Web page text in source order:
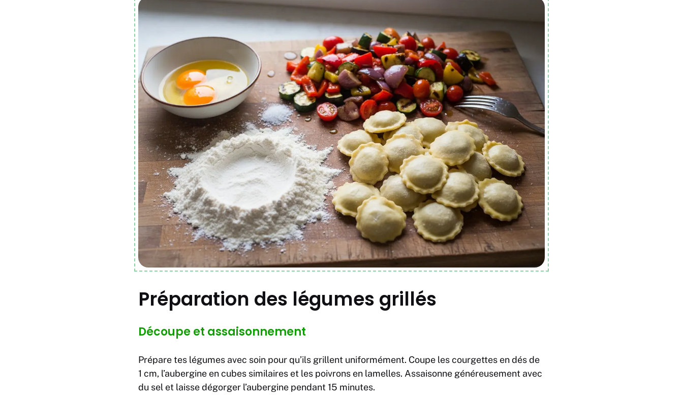
Préparation des légumes grillés
Découpe et assaisonnement
Prépare tes légumes avec soin pour qu’ils grillent uniformément. Coupe les courgettes en dés de
1 cm, l’aubergine en cubes similaires et les poivrons en lamelles. Assaisonne généreusement avec
du sel et laisse dégorger l’aubergine pendant 15 minutes.